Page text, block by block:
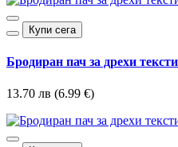
Купи сега
Бродиран пач за дрехи
13.70 лв (6.99 €)